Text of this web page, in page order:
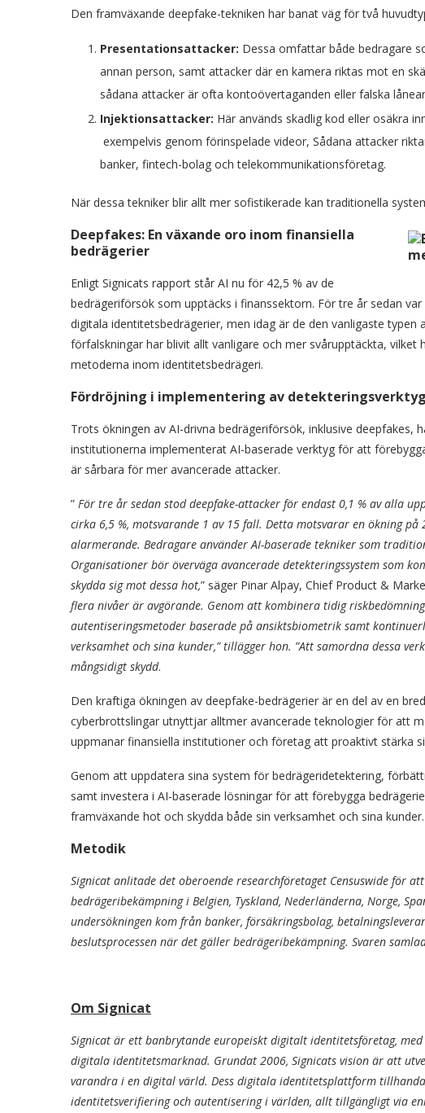
Den framväxande deepfake-tekniken har banat väg för två
Presentationsattacker: Dessa omfattar både bedragare
annan person, samt attacker där en kamera riktas mot en
sådana attacker är ofta kontoövertaganden eller falska
Injektionsattacker: Här används skadlig kod eller osäkra
exempelvis genom förinspelade videor, Sådana attacker
banker, fintech-bolag och telekommunikationsföretag.
När dessa tekniker blir allt mer sofistikerade kan traditionella
Deepfakes: En växande oro inom finansiella
bedrägerier
Enligt Signicats rapport står AI nu för 42,5 % av de
bedrägeriförsök som upptäcks i finanssektorn. För tre år sedan
digitala identitetsbedrägerier, men idag är de den vanligaste
förfalskningar har blivit allt vanligare och mer svårupptäckta,
metoderna inom identitetsbedrägeri.
Fördröjning i implementering av
Trots ökningen av AI-drivna bedrägeriförsök, inklusive deepfakes,
institutionerna implementerat AI-baserade verktyg för att
är sårbara för mer avancerade attacker.
” För tre år sedan stod deepfake-attacker för endast 0,1 % av alla
cirka 6,5 %, motsvarande 1 av 15 fall. Detta motsvarar en ökning
alarmerande. Bedragare använder AI-baserade tekniker som
Organisationer bör överväga avancerade detekteringssystem som
skydda sig mot dessa hot,” säger Pinar Alpay, Chief Product &
flera nivåer är avgörande. Genom att kombinera tidig
autentiseringsmetoder baserade på ansiktsbiometrik samt
verksamhet och sina kunder,” tillägger hon. ”Att samordna dessa
mångsidigt skydd.
Den kraftiga ökningen av deepfake-bedrägerier är en del av en
cyberbrottslingar utnyttjar alltmer avancerade teknologier för att
uppmanar finansiella institutioner och företag att proaktivt stärka
Genom att uppdatera sina system för bedrägeridetektering,
samt investera i AI-baserade lösningar för att förebygga
framväxande hot och skydda både sin verksamhet och sina kunder.
Metodik
Signicat anlitade det oberoende researchföretaget Censuswide för
bedrägeribekämpning i Belgien, Tyskland, Nederländerna, Norge,
undersökningen kom från banker, försäkringsbolag,
beslutsprocessen när det gäller bedrägeribekämpning. Svaren
Om Signicat
Signicat är ett banbrytande europeiskt digitalt identitetsföretag,
digitala identitetsmarknad. Grundat 2006, Signicats vision är att
varandra i en digital värld. Dess digitala identitetsplattform
identitetsverifiering och autentisering i världen, allt tillgängligt via